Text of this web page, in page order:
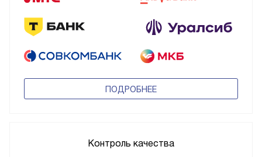
ПОДРОБНЕЕ
Контроль качества